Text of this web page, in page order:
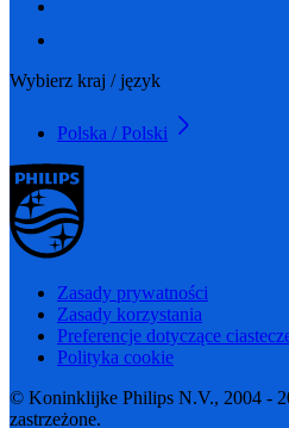
Wybierz kraj / język
Polska / Polski
Zasady prywatności
Zasady korzystania
Preferencje dotyczące
Polityka cookie
© Koninklijke Philips N.V., 2004 -
zastrzeżone.